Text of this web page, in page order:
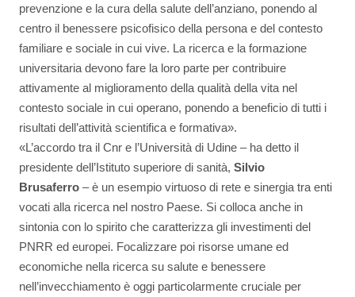
prevenzione e la cura della salute dell’anziano, ponendo al
centro il benessere psicofisico della persona e del contesto
familiare e sociale in cui vive. La ricerca e la formazione
universitaria devono fare la loro parte per contribuire
attivamente al miglioramento della qualità della vita nel
contesto sociale in cui operano, ponendo a beneficio di tutti i
risultati dell’attività scientifica e formativa».
«L’accordo tra il Cnr e l’Università di Udine – ha detto il
presidente dell’Istituto superiore di sanità, Silvio
Brusaferro – è un esempio virtuoso di rete e sinergia tra enti
vocati alla ricerca nel nostro Paese. Si colloca anche in
sintonia con lo spirito che caratterizza gli investimenti del
PNRR ed europei. Focalizzare poi risorse umane ed
economiche nella ricerca su salute e benessere
nell’invecchiamento è oggi particolarmente cruciale per